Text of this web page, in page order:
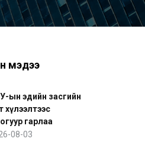
мэдээ
ын эдийн засгийн
хүлээлтээс
гарлаа
08-03